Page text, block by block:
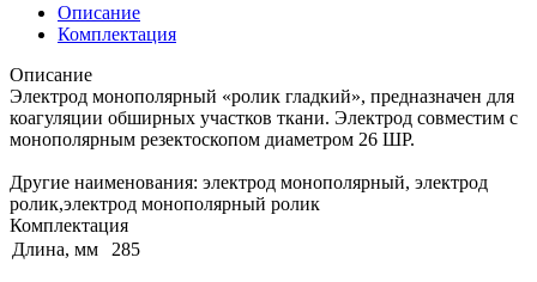
Описание
Комплектация
Описание
Электрод монополярный «ролик гладкий», предназначен для
коагуляции обширных участков ткани. Электрод совместим с
монополярным резектоскопом диаметром 26 ШР.
Другие наименования: электрод монополярный, электрод
ролик,электрод монополярный ролик
Комплектация
Длина, мм
285